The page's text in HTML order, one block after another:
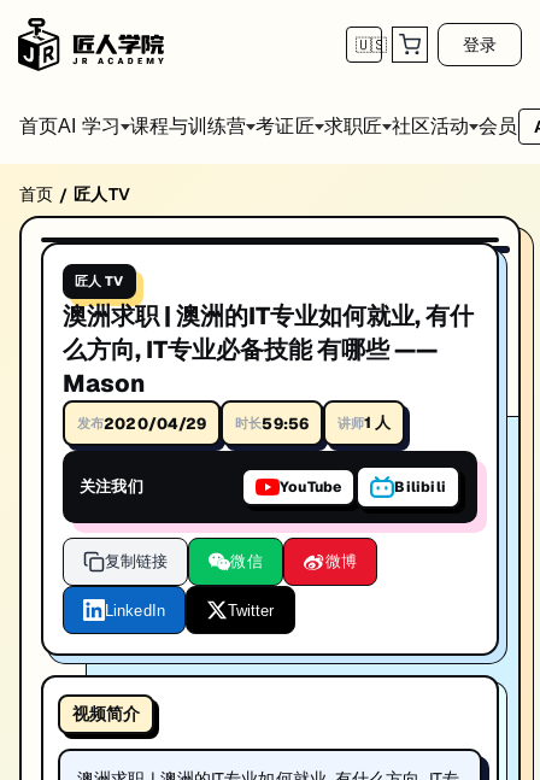
🇺🇸 登录
首页AI 学习 课程与训练营 考证匠 求职匠 社区活动 会员
澳洲求职 | 澳洲的IT专业如何就业, 有什么方向
澳洲求职 | 澳洲的IT专业如何就业, 有什么方向, IT专业必备技能 有哪
讲师: Mason
时长: 59:56
发布日期: 2020/4/22
本视频由匠人学院提供，涵盖IT技术相关知识点，帮助你系统学习和提
首页 / 匠人TV
播放视频
匠人 TV
澳洲求职 | 澳洲的IT专业如何就业, 有什
么方向, IT专业必备技能 有哪些 ——
Mason
发布2020/04/29 时长59:56 讲师1 人
关注我们 YouTube Bilibili
复制链接 微信 微博
LinkedIn Twitter
视频简介